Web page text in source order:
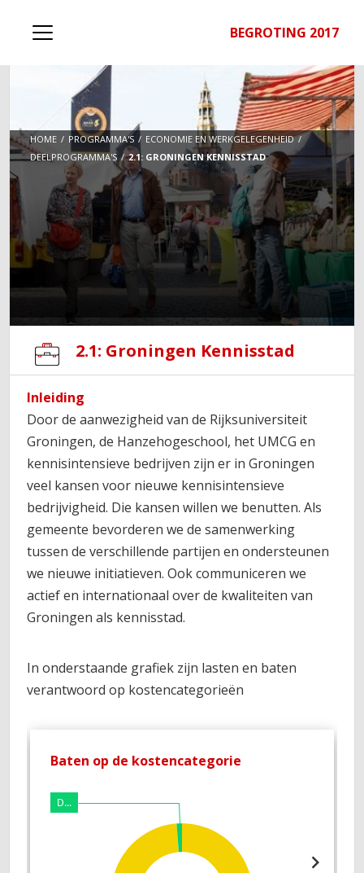
BEGROTING 2017
HOME PROGRAMMA'S
ECONOMIE EN WERKGELEGENHEID
DEELPROGRAMMA'S
2.1: GRONINGEN KENNISSTAD
2.1: Groningen Kennisstad
Inleiding
Door de aanwezigheid van de Rijksuniversiteit
Groningen, de Hanzehogeschool, het UMCG en
kennisintensieve bedrijven zijn er in Groningen
veel kansen voor nieuwe kennisintensieve
bedrijvigheid. Die kansen willen we benutten. Als
gemeente bevorderen we de samenwerking
tussen de verschillende partijen en ondersteunen
we nieuwe initiatieven. Ook communiceren we
actief en internationaal over de kwaliteiten van
Groningen als kennisstad.
In onderstaande grafiek zijn lasten en baten
verantwoord op kostencategorieën
Baten op de kostencategorie
D...